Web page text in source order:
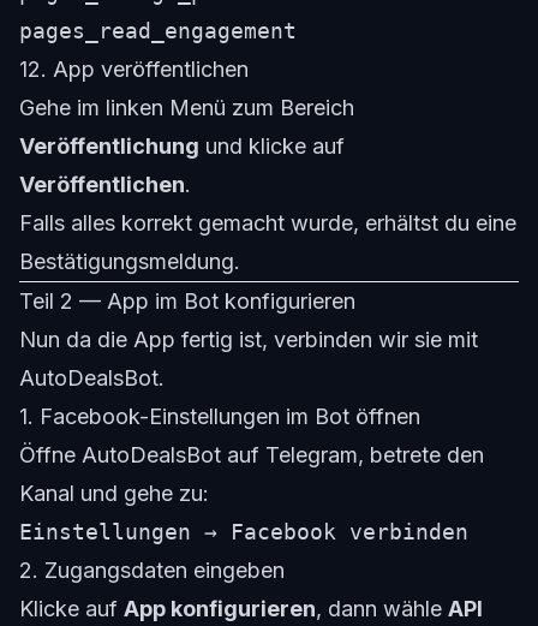
pages_read_engagement
12. App veröffentlichen
Gehe im linken Menü zum Bereich
Veröffentlichung und klicke auf
Veröffentlichen.
Falls alles korrekt gemacht wurde, erhältst du eine
Bestätigungsmeldung.
Teil 2 — App im Bot konfigurieren
Nun da die App fertig ist, verbinden wir sie mit
AutoDealsBot.
1. Facebook-Einstellungen im Bot öffnen
Öffne AutoDealsBot auf Telegram, betrete den
Kanal und gehe zu:
Einstellungen → Facebook verbinden
2. Zugangsdaten eingeben
Klicke auf App konfigurieren, dann wähle API